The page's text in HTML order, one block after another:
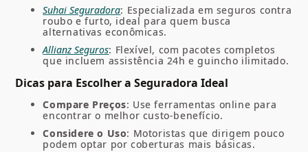
Suhai Seguradora: Especializada em seguros contra
roubo e furto, ideal para quem busca
alternativas econômicas.
Allianz Seguros: Flexível, com pacotes completos
que incluem assistência 24h e guincho ilimitado.
Dicas para Escolher a Seguradora Ideal
Compare Preços: Use ferramentas online para
encontrar o melhor custo-benefício.
Considere o Uso: Motoristas que dirigem pouco
podem optar por coberturas mais básicas.